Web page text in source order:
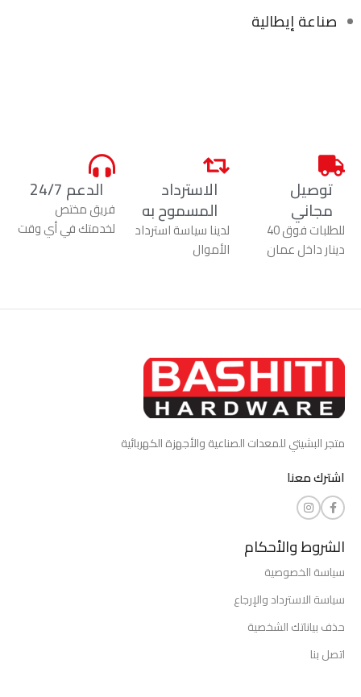
صناعة إيطالية
توصيل
مجاني
للطلبات فوق 40
دينار داخل عمان
الاسترداد
المسموح به
لدينا سياسة استرداد
الأموال
الدعم 24/7
فريق مختص
لخدمتك في أي وقت
متجر البشيتي للمعدات الصناعية والأجهزة الكهربائية
اشترك معنا
الشروط والأحكام
سياسة الخصوصية
سياسة الاسترداد والإرجاع
حذف بياناتك الشخصية
اتصل بنا